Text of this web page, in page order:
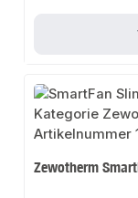
Zewotherm